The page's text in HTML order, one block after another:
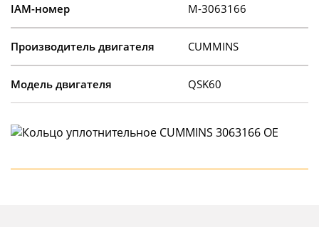
IAM-номер M-3063166
Производитель двигателя CUMMINS
Модель двигателя QSK60